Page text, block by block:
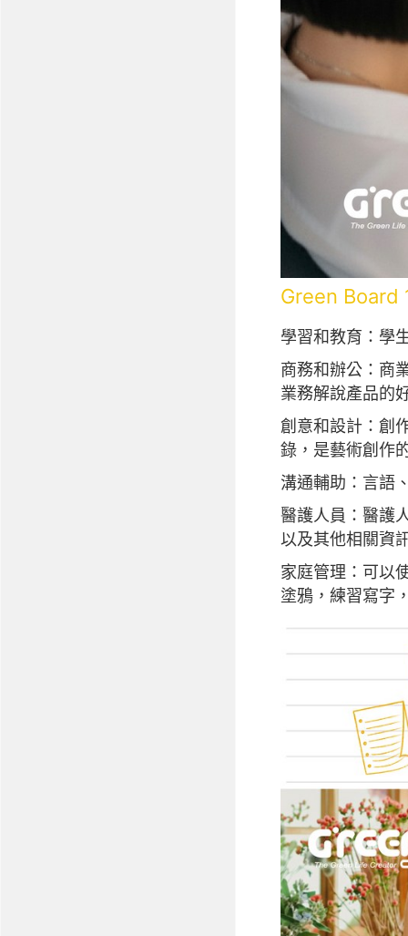
Green Board
學習和教育：學
商務和辦公：商
業務解說產品的
創意和設計：創
錄，是藝術創作
溝通輔助：言語
醫護人員：醫護
以及其他相關資
家庭管理：可以
塗鴉，練習寫字